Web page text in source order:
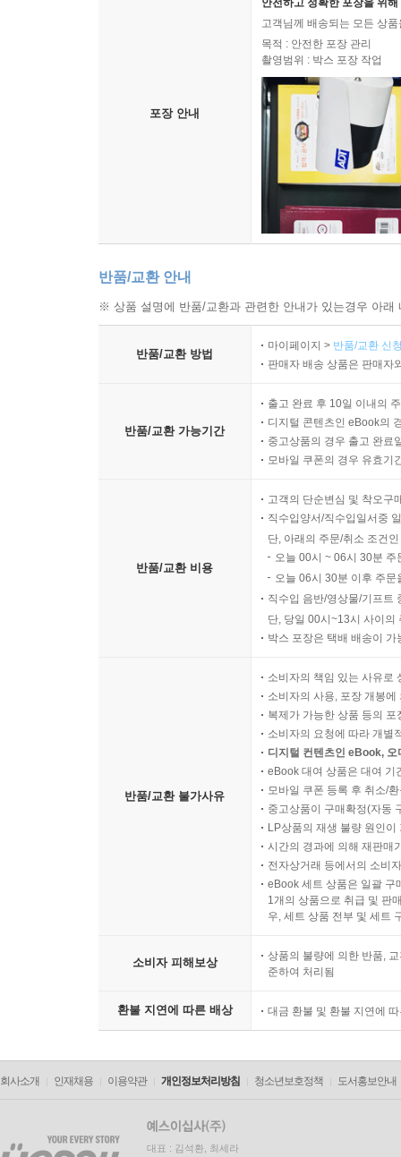
포장 안내
안전하고 정확한 포장을 위
고객님께 배송되는 모든 상
목적 : 안전한 포장 관리
촬영범위 : 박스 포장 작업
반품/교환 안내
※ 상품 설명에 반품/교환과 관련한 안내가 있는경우 아
반품/교환 방법
마이페이지 > 반품/교환 신
판매자 배송 상품은 판매자
반품/교환 가능기간
출고 완료 후 10일 이내의
디지털 콘텐츠인 eBook의
중고상품의 경우 출고 완료
모바일 쿠폰의 경우 유효기
반품/교환 비용
고객의 단순변심 및 착오구
직수입양서/직수입일서중
단, 아래의 주문/취소 조건
오늘 00시 ~ 06시 30분
오늘 06시 30분 이후 주
직수입 음반/영상물/기프트
단, 당일 00시~13시 사이의
박스 포장은 택배 배송이
반품/교환 불가사유
소비자의 책임 있는 사유로
소비자의 사용, 포장 개봉
복제가 가능한 상품 등의
소비자의 요청에 따라 개별
디지털 컨텐츠인 eBook,
eBook 대여 상품은 대여 기
모바일 쿠폰 등록 후 취소/
중고상품이 구매확정(자동
LP상품의 재생 불량 원인
시간의 경과에 의해 재판매
전자상거래 등에서의 소비
eBook 세트 상품은 일괄 구
1개의 상품으로 취급 및 판
우, 세트 상품 전부 및 세트
소비자 피해보상
상품의 불량에 의한 반품,
준하여 처리됨
환불 지연에 따른 배상 대금 환불 및 환불 지연에
회사소개 인재채용 이용약관 개인정보처리방침 청소년보호정책 도서홍보안내
대표 : 김석환, 최세라